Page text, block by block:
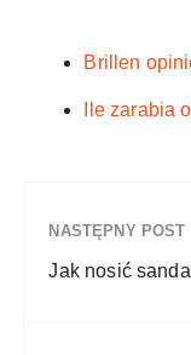
Brillen
Ile zarabia
NASTĘPNY POST
Jak nosić